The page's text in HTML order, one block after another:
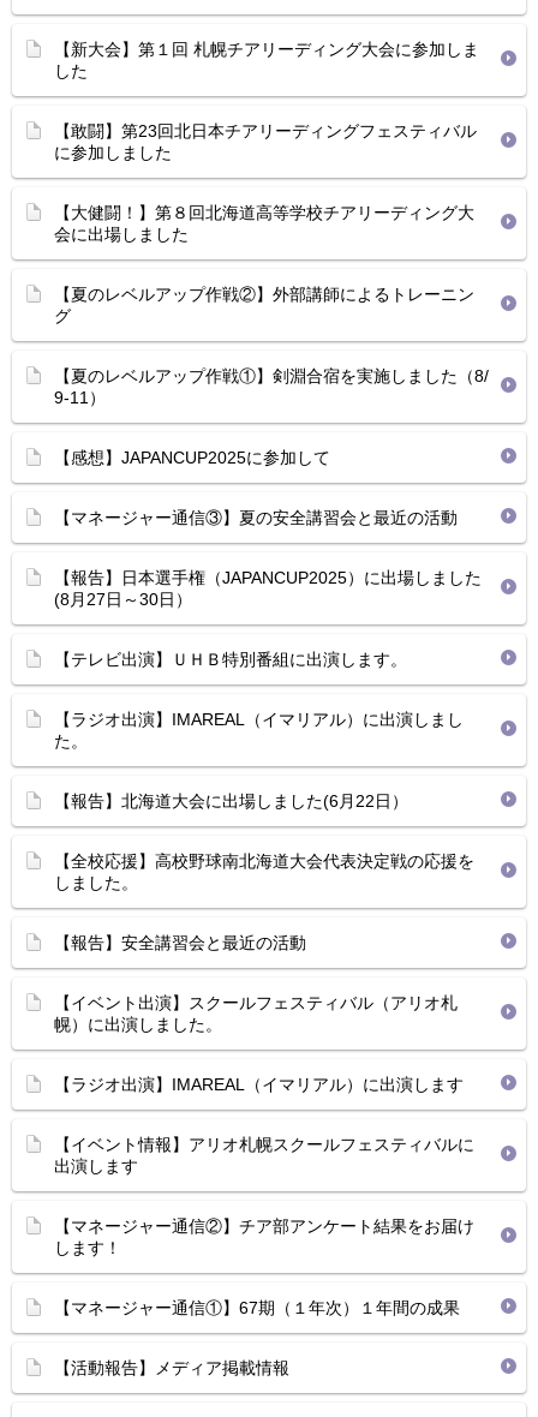
【新大会】第１回 札幌チアリーディング大会に参加しま
した
【敢闘】第23回北日本チアリーディングフェスティバル
に参加しました
【大健闘！】第８回北海道高等学校チアリーディング大
会に出場しました
【夏のレベルアップ作戦②】外部講師によるトレーニン
グ
【夏のレベルアップ作戦①】剣淵合宿を実施しました（8/
9-11）
【感想】JAPANCUP2025に参加して
【マネージャー通信③】夏の安全講習会と最近の活動
【報告】日本選手権（JAPANCUP2025）に出場しました
(8月27日～30日）
【テレビ出演】ＵＨＢ特別番組に出演します。
【ラジオ出演】IMAREAL（イマリアル）に出演しまし
た。
【報告】北海道大会に出場しました(6月22日）
【全校応援】高校野球南北海道大会代表決定戦の応援を
しました。
【報告】安全講習会と最近の活動
【イベント出演】スクールフェスティバル（アリオ札
幌）に出演しました。
【ラジオ出演】IMAREAL（イマリアル）に出演します
【イベント情報】アリオ札幌スクールフェスティバルに
出演します
【マネージャー通信②】チア部アンケート結果をお届け
します！
【マネージャー通信①】67期（１年次）１年間の成果
【活動報告】メディア掲載情報